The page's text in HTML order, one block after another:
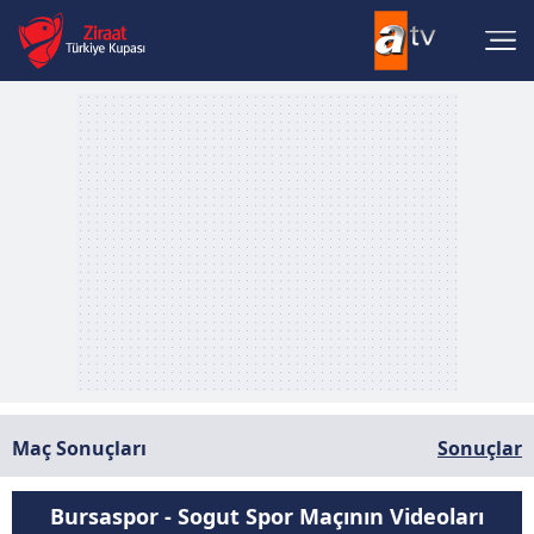
Maç Sonuçları Sonuçlar
Bursaspor - Sogut Spor Maçının Videoları